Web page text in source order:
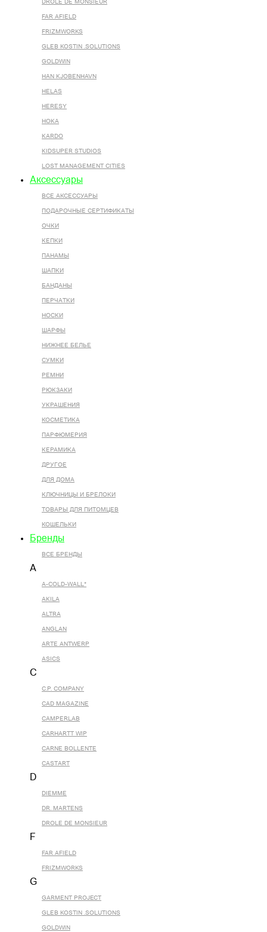
DROLE DE MONSIEUR
FAR AFIELD
FRIZMWORKS
GLEB KOSTIN .SOLUTIONS
GOLDWIN
HAN KJOBENHAVN
HELAS
HERESY
HOKA
KARDO
KIDSUPER STUDIOS
LOST MANAGEMENT CITIES
Аксессуары
ВСЕ AКСЕССУАРЫ
ПОДАРОЧНЫЕ СЕРТИФИКАТЫ
ОЧКИ
КЕПКИ
ПАНАМЫ
ШАПКИ
БАНДАНЫ
ПЕРЧАТКИ
НОСКИ
ШАРФЫ
НИЖНЕЕ БЕЛЬЕ
СУМКИ
РЕМНИ
РЮКЗАКИ
УКРАШЕНИЯ
КОСМЕТИКА
ПАРФЮМЕРИЯ
КЕРАМИКА
ДРУГОЕ
ДЛЯ ДОМА
КЛЮЧНИЦЫ И БРЕЛОКИ
ТОВАРЫ ДЛЯ ПИТОМЦЕВ
КОШЕЛЬКИ
Бренды
ВСЕ БРЕНДЫ
A
A-COLD-WALL*
AKILA
ALTRA
ANGLAN
ARTE ANTWERP
ASICS
C
C.P. COMPANY
CAD MAGAZINE
CAMPERLAB
CARHARTT WIP
CARNE BOLLENTE
CASTART
D
DIEMME
DR. MARTENS
DROLE DE MONSIEUR
F
FAR AFIELD
FRIZMWORKS
G
GARMENT PROJECT
GLEB KOSTIN .SOLUTIONS
GOLDWIN